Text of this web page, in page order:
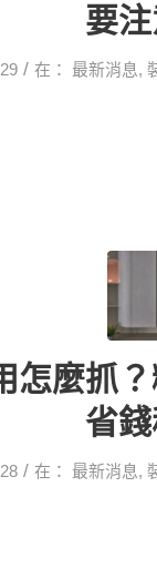
要注
/ 在： 最新消息,
怎麼抓
省
/ 在： 最新消息,